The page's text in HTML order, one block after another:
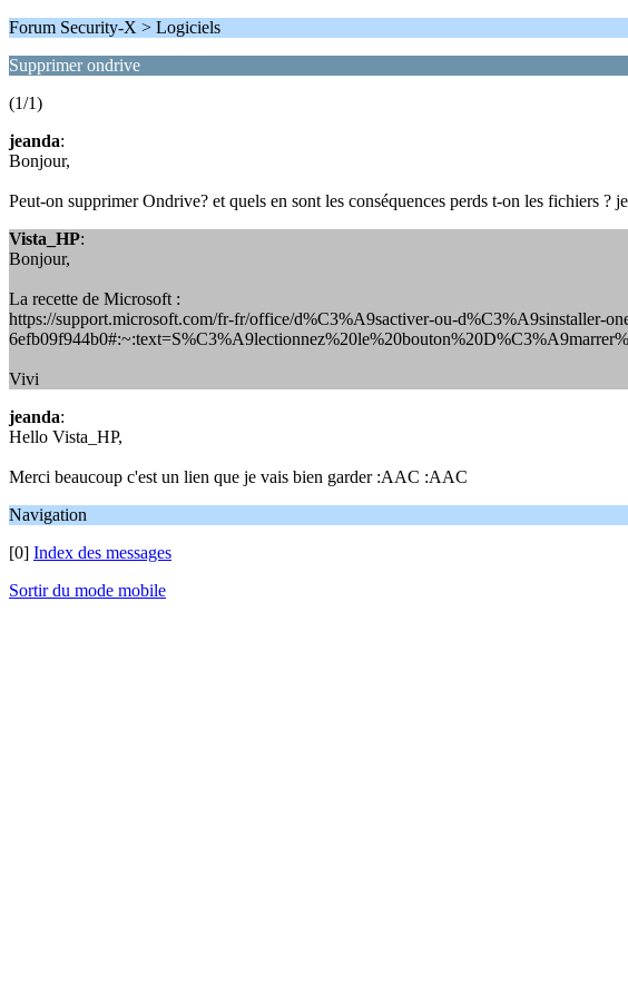
Forum Security-X > Logiciels
Supprimer ondrive
(1/1)
jeanda:
Bonjour,
Peut-on supprimer Ondrive? et quels en sont les conséquences perds t-on les fichiers ?
Vista_HP:
Bonjour,
La recette de Microsoft :
https://support.microsoft.com/fr-fr/office/d%C3%A9sactiver-ou-d%C3%A9sinstaller-
Vivi
jeanda:
Hello Vista_HP,
Merci beaucoup c'est un lien que je vais bien garder :AAC :AAC
Navigation
[0] Index des messages
Sortir du mode mobile